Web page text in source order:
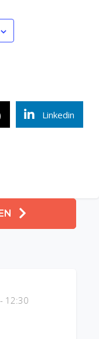
Linkedin
- 12:30